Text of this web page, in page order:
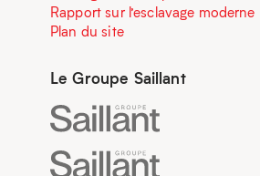
Rapport sur l’esclavage moderne
Plan du site
Le Groupe Saillant